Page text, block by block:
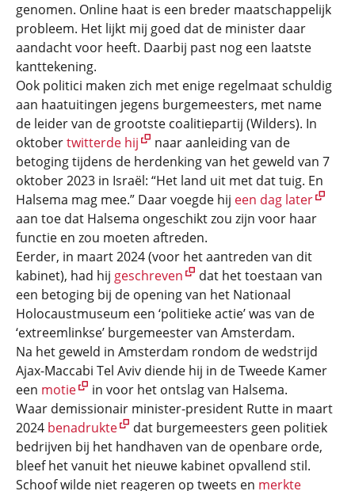
genomen. Online haat is een breder maatschappelijk
probleem. Het lijkt mij goed dat de minister daar
aandacht voor heeft. Daarbij past nog een laatste
kanttekening.
Ook politici maken zich met enige regelmaat schuldig
aan haatuitingen jegens burgemeesters, met name
de leider van de grootste coalitiepartij (Wilders). In
oktobertwitterde hij
naar aanleiding van de
betoging tijdens de herdenking van het geweld van 7
oktober 2023 in Israël: “Het land uit met dat tuig. En
Halsema mag mee.” Daar voegde hij een dag later
aan toe dat Halsema ongeschikt zou zijn voor haar
functie en zou moeten aftreden.
Eerder, in maart 2024 (voor het aantreden van dit
kabinet), had hij geschreven
dat het toestaan van
een betoging bij de opening van het Nationaal
Holocaustmuseum een ‘politieke actie’ was van de
‘extreemlinkse’ burgemeester van Amsterdam.
Na het geweld in Amsterdam rondom de wedstrijd
Ajax-Maccabi Tel Aviv diende hij in de Tweede Kamer
een motie
in voor het ontslag van Halsema.
Waar demissionair minister-president Rutte in maart
2024 benadrukte
dat burgemeesters geen politiek
bedrijven bij het handhaven van de openbare orde,
bleef het vanuit het nieuwe kabinet opvallend stil.
Schoof wilde niet reageren op tweets en merkte